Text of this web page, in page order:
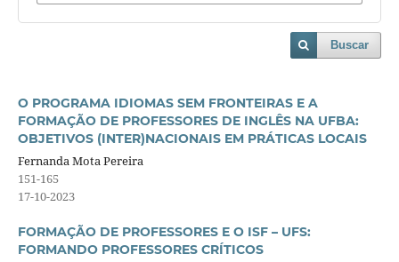
Buscar
O PROGRAMA IDIOMAS SEM FRONTEIRAS E A
FORMAÇÃO DE PROFESSORES DE INGLÊS NA UFBA:
OBJETIVOS (INTER)NACIONAIS EM PRÁTICAS LOCAIS
Fernanda Mota Pereira
151-165
17-10-2023
FORMAÇÃO DE PROFESSORES E O ISF – UFS:
FORMANDO PROFESSORES CRÍTICOS